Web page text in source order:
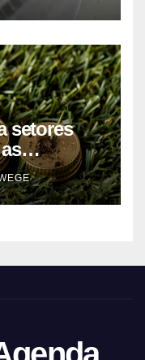
setores
se